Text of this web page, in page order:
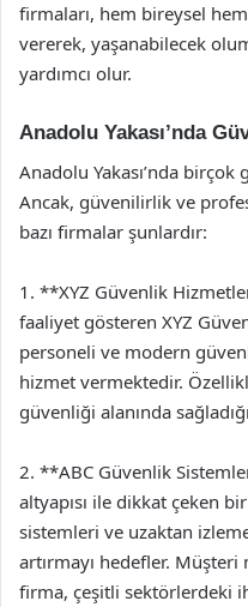
firmaları, hem bireysel
vererek, yaşanabilecek
yardımcı olur.
Anadolu Yakası’nda
Anadolu Yakası’nda
Ancak, güvenilirlik ve
bazı firmalar şunlardır:
1. **XYZ Güvenlik
faaliyet gösteren XYZ
personeli ve modern
hizmet vermektedir.
güvenliği alanında
2. **ABC Güvenlik
altyapısı ile dikkat çeken
sistemleri ve uzaktan
artırmayı hedefler.
firma, çeşitli sektörlerdeki